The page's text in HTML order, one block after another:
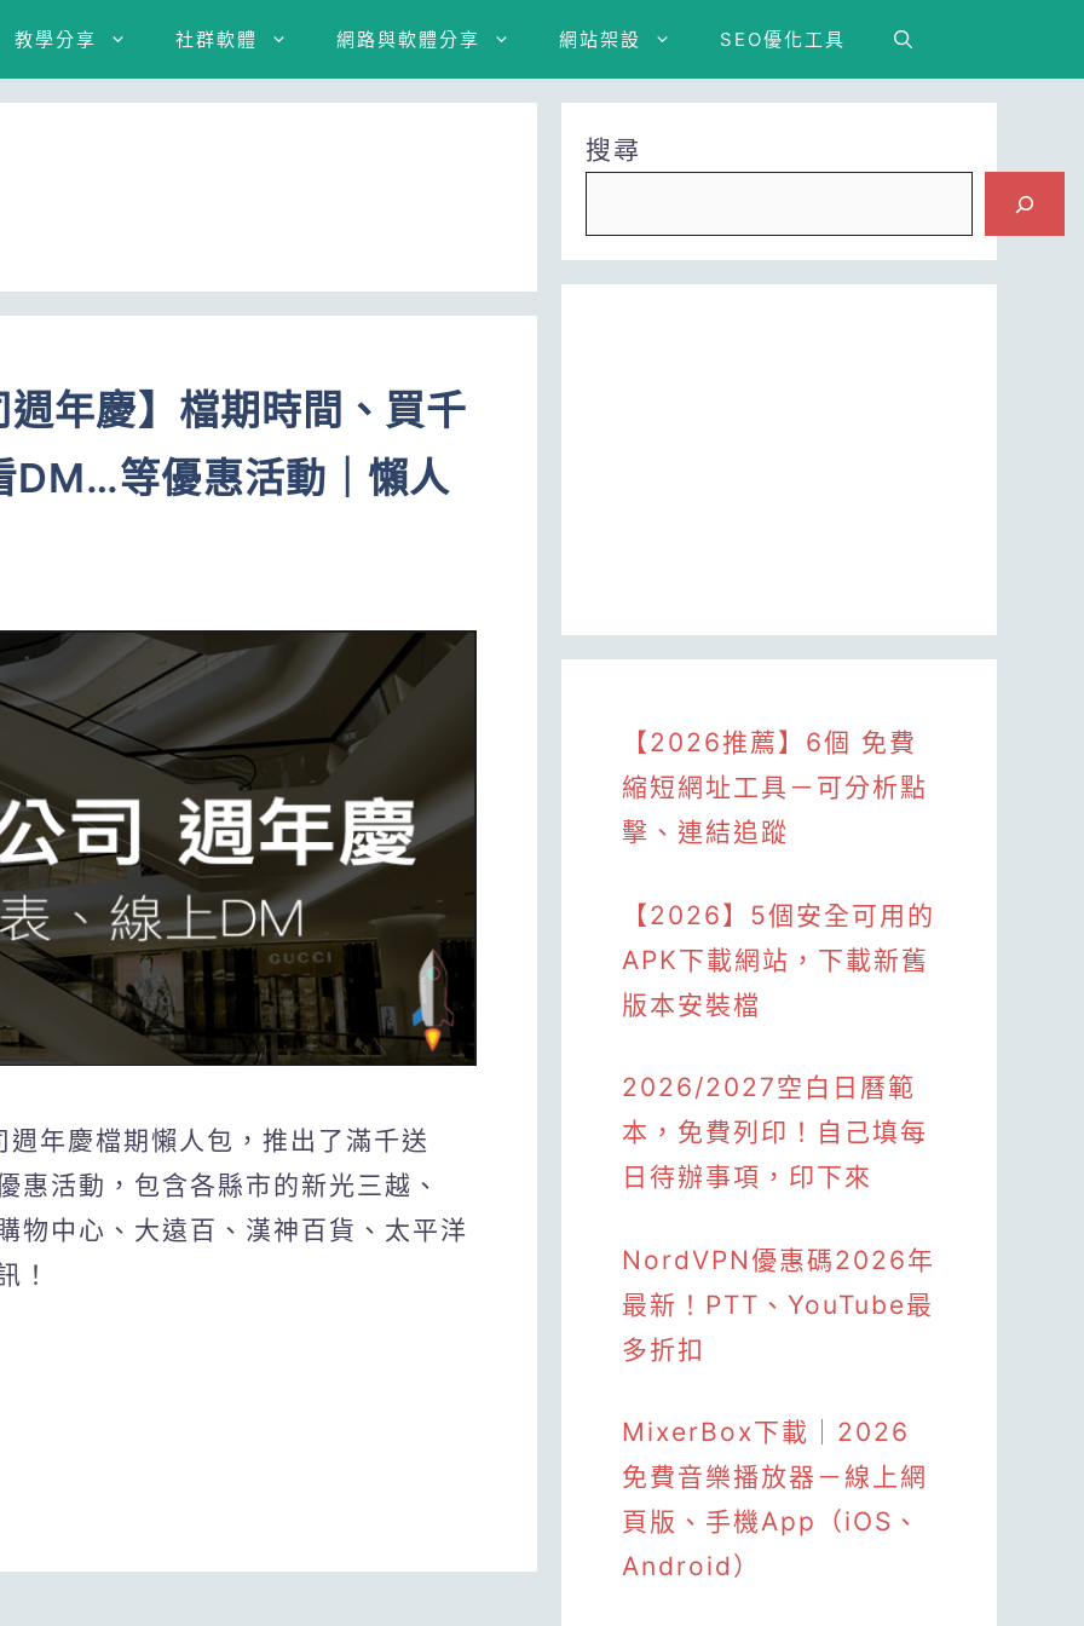
教學分享 社群軟體 網路與軟體分享 網站架設 SEO優化工具
年慶】檔期時間、買千
DM…等優惠活動｜懶人
年慶檔期懶人包，推出了滿千送
惠活動，包含各縣市的新光三越、
物中心、大遠百、漢神百貨、太平洋
！
搜尋
【2026推薦】6個 免費
縮短網址工具－可分析點
擊、連結追蹤
【2026】5個安全可用的
APK下載網站，下載新舊
版本安裝檔
2026/2027空白日曆範
本，免費列印！自己填每
日待辦事項，印下來
NordVPN優惠碼2026年
最新！PTT、YouTube最
多折扣
MixerBox下載｜2026
免費音樂播放器－線上網
頁版、手機App（iOS、
Android）